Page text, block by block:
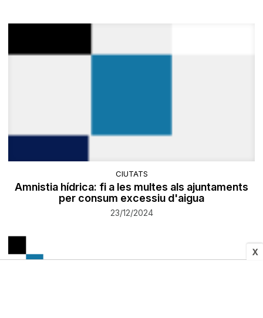
X
CIUTATS
Amnistia hídrica: fi a les multes als ajuntaments
per consum excessiu d'aigua
23/12/2024